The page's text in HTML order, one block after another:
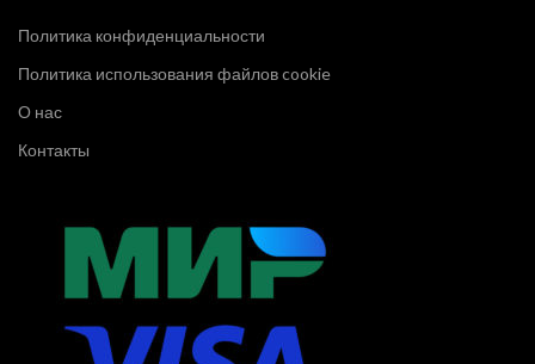
Политика конфиденциальности
Политика использования файлов cookie
О нас
Контакты